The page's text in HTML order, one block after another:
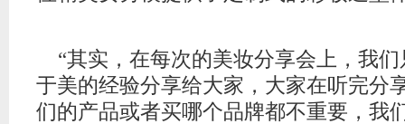
“其实，在每次的美妆分享会上，我
于美的经验分享给大家，大家在听完分
们的产品或者买哪个品牌都不重要，我